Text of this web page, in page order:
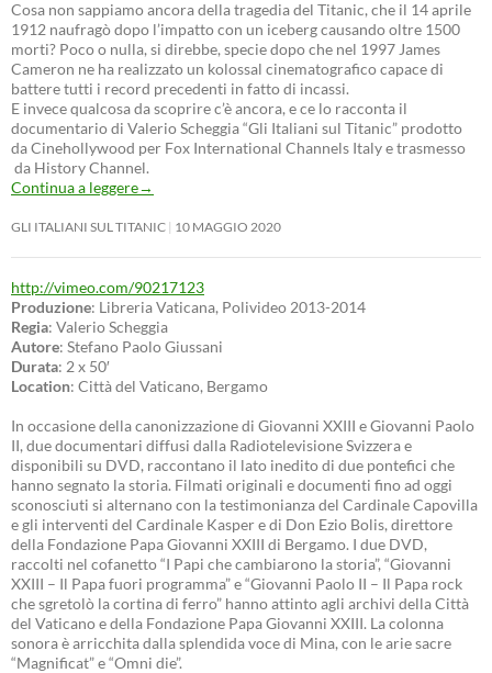
Cosa non sappiamo ancora della tragedia del Titanic, che il 14 aprile
1912 naufragò dopo l’impatto con un iceberg causando oltre 1500
morti? Poco o nulla, si direbbe, specie dopo che nel 1997 James
Cameron ne ha realizzato un kolossal cinematografico capace di
battere tutti i record precedenti in fatto di incassi.
E invece qualcosa da scoprire c’è ancora, e ce lo racconta il
documentario di Valerio Scheggia “Gli Italiani sul Titanic” prodotto
da Cinehollywood per Fox International Channels Italy e trasmesso
da History Channel.
Continua a leggere→
GLI ITALIANI SUL TITANIC 10 MAGGIO 2020
http://vimeo.com/90217123
Produzione: Libreria Vaticana, Polivideo 2013-2014
Regia: Valerio Scheggia
Autore: Stefano Paolo Giussani
Durata: 2 x 50′
Location: Città del Vaticano, Bergamo
In occasione della canonizzazione di Giovanni XXIII e Giovanni Paolo
II, due documentari diffusi dalla Radiotelevisione Svizzera e
disponibili su DVD, raccontano il lato inedito di due pontefici che
hanno segnato la storia. Filmati originali e documenti fino ad oggi
sconosciuti si alternano con la testimonianza del Cardinale Capovilla
e gli interventi del Cardinale Kasper e di Don Ezio Bolis, direttore
della Fondazione Papa Giovanni XXIII di Bergamo. I due DVD,
raccolti nel cofanetto “I Papi che cambiarono la storia”, “Giovanni
XXIII – Il Papa fuori programma” e “Giovanni Paolo II – Il Papa rock
che sgretolò la cortina di ferro” hanno attinto agli archivi della Città
del Vaticano e della Fondazione Papa Giovanni XXIII. La colonna
sonora è arricchita dalla splendida voce di Mina, con le arie sacre
“Magnificat” e “Omni die”.